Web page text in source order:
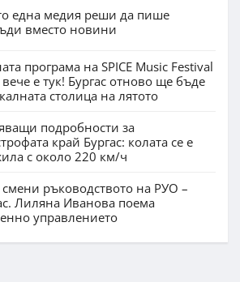
една медия реши да пише
вместо новини
програма на SPICE Music Festival
е тук! Бургас отново ще бъде
столица на лятото
подробности за
край Бургас: колата се е
с около 220 км/ч
ръководството на РУО –
Лиляна Иванова поема
управлението